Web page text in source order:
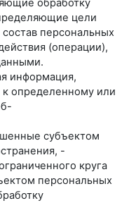
обработку
цели
персональных
(операции),
информация,
определенному или
субъектом
-
круга
персональных